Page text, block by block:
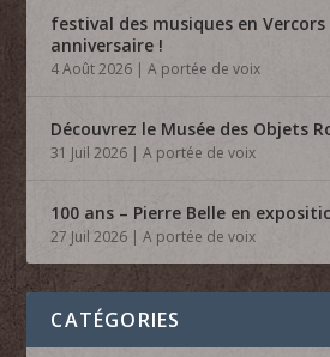
festival des musiques en Vercors
anniversaire !
4 Août 2026 |A portée de voix
Découvrez le Musée des Objets
31 Juil 2026 |A portée de voix
100 ans – Pierre Belle en
27 Juil 2026 |A portée de voix
CATÉGORIES